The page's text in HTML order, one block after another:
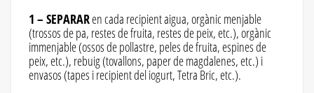
1 – SEPARARen cada recipient aigua, orgànic menjable
(trossos de pa, restes de fruita, restes de peix, etc.), orgànic
immenjable (ossos de pollastre, peles de fruita, espines de
peix, etc.), rebuig (tovallons, paper de magdalenes, etc.) i
envasos (tapes i recipient del iogurt, Tetra Bric, etc.).